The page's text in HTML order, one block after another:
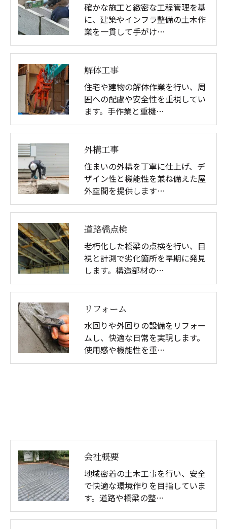
確かな施工と緻密な工程管理を基
に、建築やインフラ整備の土木作
業を一貫して手がけ…
解体工事
住宅や建物の解体作業を行い、周
囲への配慮や安全性を重視してい
ます。手作業と重機…
外構工事
住まいの外構を丁寧に仕上げ、デ
ザイン性と機能性を兼ね備えた屋
外空間を提供します…
道路橋点検
老朽化した橋梁の点検を行い、目
視と計測で劣化箇所を早期に発見
します。構造部材の…
リフォーム
水回りや外回りの設備をリフォー
ムし、快適な日常を実現します。
使用感や機能性を重…
会社概要
地域密着の土木工事を行い、安全
で快適な環境作りを目指していま
す。道路や橋梁の整…